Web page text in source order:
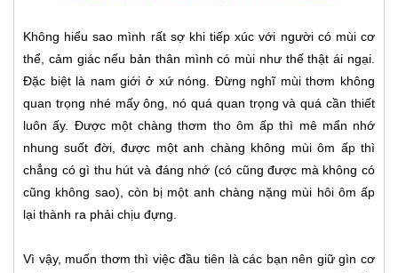
Không hiểu sao mình rất sợ khi tiếp xúc với người có mùi cơ
thể, cảm giác nếu bản thân mình có mùi như thế thật ái ngại.
Đặc biệt là nam giới ở xứ nóng. Đừng nghĩ mùi thơm không
quan trọng nhé mấy ông, nó quá quan trọng và quá cần thiết
luôn ấy. Được một chàng thơm tho ôm ấp thì mê mẩn nhớ
nhung suốt đời, được một anh chàng không mùi ôm ấp thì
chẳng có gì thu hút và đáng nhớ (có cũng được mà không có
cũng không sao), còn bị một anh chàng nặng mùi hôi ôm ấp
lại thành ra phải chịu đựng.
Vì vậy, muốn thơm thì việc đầu tiên là các bạn nên giữ gìn cơ